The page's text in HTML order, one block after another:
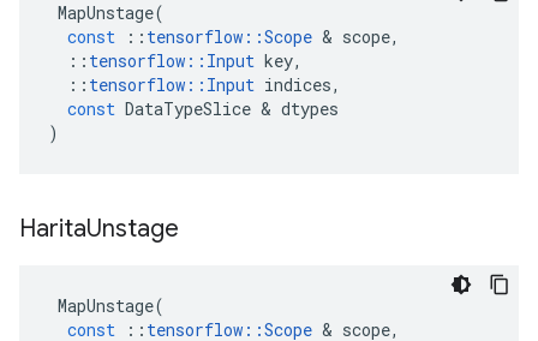
MapUnstage(
const
:: tensorflow ::Scope & scope,
:: tensorflow :: Input key,
:: tensorflow :: Input indices,
const DataTypeSlice & dtypes
)
HaritaUnstage
MapUnstage(
const
:: tensorflow ::Scope & scope,